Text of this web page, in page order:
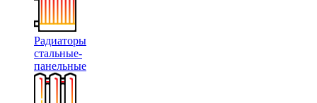
Радиаторы
стальные-
панельные